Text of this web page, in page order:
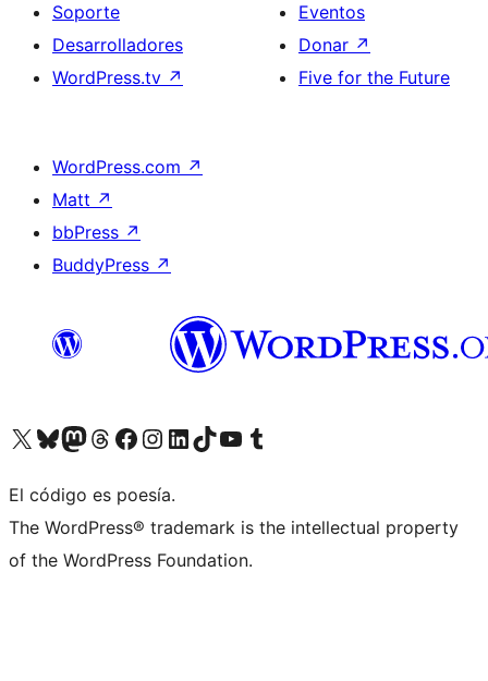
Soporte
Desarrolladores
WordPress.tv ↗
Eventos
Donar ↗
Five for the Future
WordPress.com ↗
Matt ↗
bbPress ↗
BuddyPress ↗
Visita nuestra cuenta de X (anteriormente Twitter)
Visita nuestra cuenta de Bluesky
Visita nuestra cuenta de Mastodon
Visita nuestra cuenta de Threads
Visita nuestra página de Facebook
Visita nuestra cuenta de Instagram
Visita nuestra cuenta de LinkedIn
Visita nuestra cuenta de TikTok
Visita nuestro canal de YouTube
Visita nuestra cuenta de Tumblr
El código es poesía.
The WordPress® trademark is the intellectual property
of the WordPress Foundation.